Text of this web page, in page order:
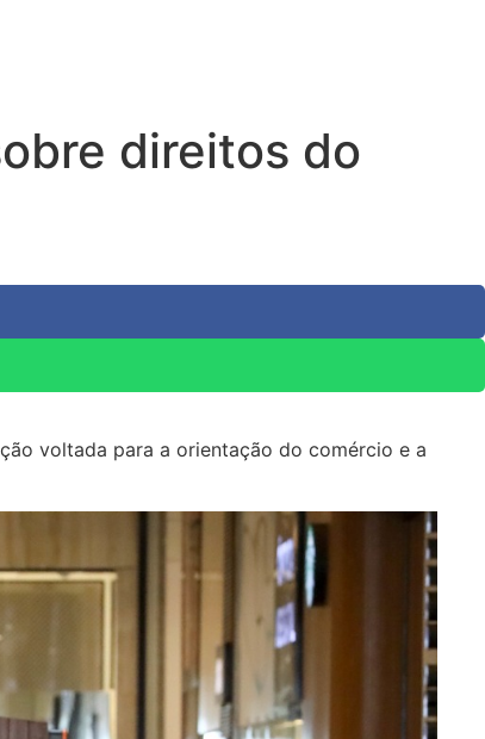
direitos do
voltada para a orientação do comércio e a